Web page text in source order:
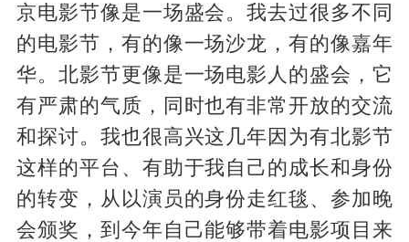
京电影节像是一场盛会。我去过很多不同
的电影节，有的像一场沙龙，有的像嘉年
华。北影节更像是一场电影人的盛会，它
有严肃的气质，同时也有非常开放的交流
和探讨。我也很高兴这几年因为有北影节
这样的平台、有助于我自己的成长和身份
的转变，从以演员的身份走红毯、参加晚
会颁奖，到今年自己能够带着电影项目来